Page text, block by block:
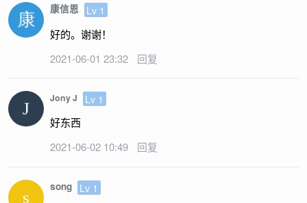
康信恩
Lv 1
好的。谢谢！
2021-06-01 23:32
回复
Jony J
Lv 1
好东西
2021-06-02 10:49
回复
song
Lv 1